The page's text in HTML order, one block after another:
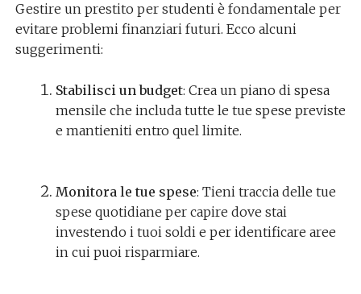
Gestire un prestito per studenti è fondamentale per
evitare problemi finanziari futuri. Ecco alcuni
suggerimenti:
Stabilisci un budget: Crea un piano di spesa
mensile che includa tutte le tue spese previste
e mantieniti entro quel limite.
Monitora le tue spese: Tieni traccia delle tue
spese quotidiane per capire dove stai
investendo i tuoi soldi e per identificare aree
in cui puoi risparmiare.